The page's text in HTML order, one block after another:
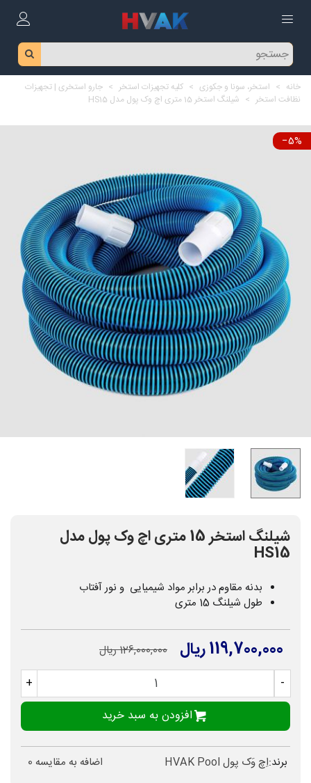
خانه > استخر، سونا و جکوزی > کلیه تجهیزات استخر > جارو استخری | تجهیزات
نظافت استخر > شیلنگ استخر 15 متری اچ وک پول مدل HS15
‎−5%
شیلنگ استخر 15 متری اچ وک پول مدل
HS15
بدنه مقاوم در برابر مواد شیمیایی و نور آفتاب
طول شیلنگ 15 متری
119,700,000 ریال 126,000,000 ریال
-
+
افزودن به سبد خرید
برند:اِچ وَک پول HVAK Pool اضافه به مقایسه 0